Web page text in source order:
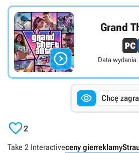

Grand
Data wydania:
 Chcę
2
Take 2 Interactiveceny gierreklamy